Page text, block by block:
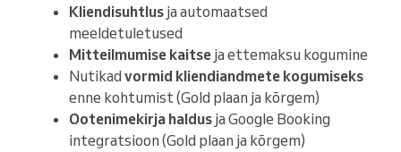
Kliendisuhtlus ja automaatsed
meeldetuletused
Mitteilmumise kaitse ja ettemaksu kogumine
Nutikad vormid kliendiandmete kogumiseks
enne kohtumist (Gold plaan ja kõrgem)
Ootenimekirja haldus ja Google Booking
integratsioon (Gold plaan ja kõrgem)